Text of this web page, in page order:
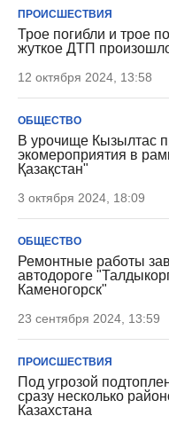
ПРОИСШЕСТВИЯ
Трое погибли и трое
жуткое ДТП
12 октября 2024, 13:58
ОБЩЕСТВО
В урочище Кызылтас
экомероприятия в
Қазақстан"
3 октября 2024, 18:09
ОБЩЕСТВО
Ремонтные работы
автодороге
Каменогорск"
23 сентября 2024, 13:59
ПРОИСШЕСТВИЯ
Под угрозой
сразу несколько
Казахстана